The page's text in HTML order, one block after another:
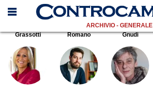
ARCHIVIO - GENERALE
Grassotti
Romano Gnudi